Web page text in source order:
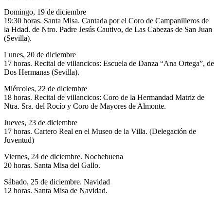
Domingo, 19 de diciembre
19:30 horas. Santa Misa. Cantada por el Coro de Campanilleros de
la Hdad. de Ntro. Padre Jesús Cautivo, de Las Cabezas de San Juan
(Sevilla).
Lunes, 20 de diciembre
17 horas. Recital de villancicos: Escuela de Danza “Ana Ortega”, de
Dos Hermanas (Sevilla).
Miércoles, 22 de diciembre
18 horas. Recital de villancicos: Coro de la Hermandad Matriz de
Ntra. Sra. del Rocío y Coro de Mayores de Almonte.
Jueves, 23 de diciembre
17 horas. Cartero Real en el Museo de la Villa. (Delegación de
Juventud)
Viernes, 24 de diciembre. Nochebuena
20 horas. Santa Misa del Gallo.
Sábado, 25 de diciembre. Navidad
12 horas. Santa Misa de Navidad.